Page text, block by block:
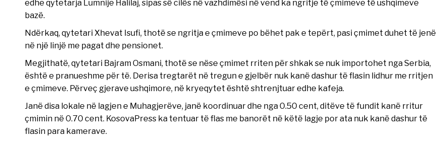
edhe qytetarja Lumnije Halilaj, sipas së cilës në vazhdimësi në vend ka ngritje të çmimeve të ushqimeve
bazë.
Ndërkaq, qytetari Xhevat Isufi, thotë se ngritja e çmimeve po bëhet pak e tepërt, pasi çmimet duhet të jenë
në një linjë me pagat dhe pensionet.
Megjithatë, qytetari Bajram Osmani, thotë se nëse çmimet rriten për shkak se nuk importohet nga Serbia,
është e pranueshme për të. Derisa tregtarët në tregun e gjelbër nuk kanë dashur të flasin lidhur me rritjen
e çmimeve. Përveç gjerave ushqimore, në kryeqytet është shtrenjtuar edhe kafeja.
Janë disa lokale në lagjen e Muhagjerëve, janë koordinuar dhe nga 0.50 cent, ditëve të fundit kanë rritur
çmimin në 0.70 cent. KosovaPress ka tentuar të flas me banorët në këtë lagje por ata nuk kanë dashur të
flasin para kamerave.